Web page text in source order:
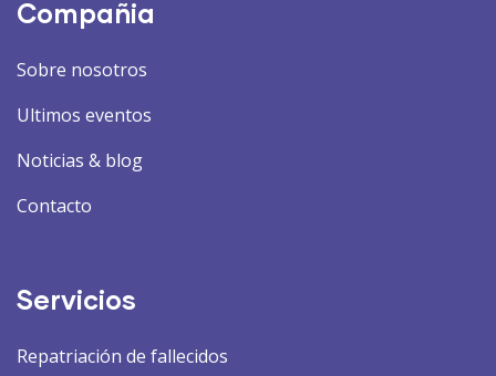
Compañia
Sobre nosotros
Ultimos eventos
Noticias & blog
Contacto
Servicios
Repatriación de fallecidos